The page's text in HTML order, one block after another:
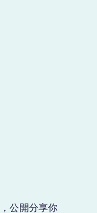
公開分享你